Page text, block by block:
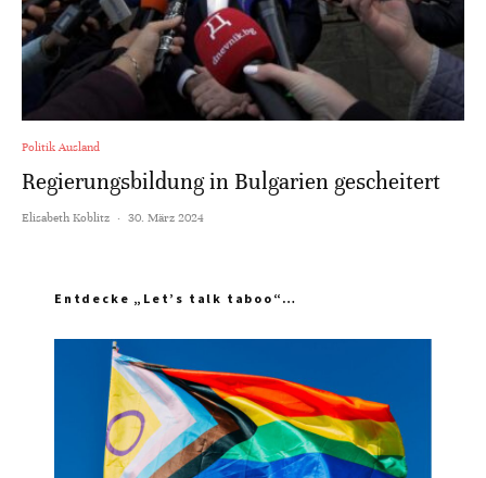
Politik Ausland
Regierungsbildung in Bulgarien gescheitert
Elisabeth Koblitz · 30. März 2024
Entdecke „Let’s talk taboo“…